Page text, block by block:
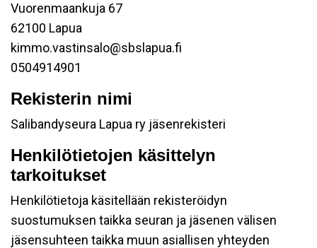
Vuorenmaankuja 67
62100 Lapua
kimmo.vastinsalo@sbslapua.fi
0504914901
Rekisterin nimi
Salibandyseura Lapua ry jäsenrekisteri
Henkilötietojen käsittelyn
tarkoitukset
Henkilötietoja käsitellään rekisteröidyn
suostumuksen taikka seuran ja jäsenen välisen
jäsensuhteen taikka muun asiallisen yhteyden